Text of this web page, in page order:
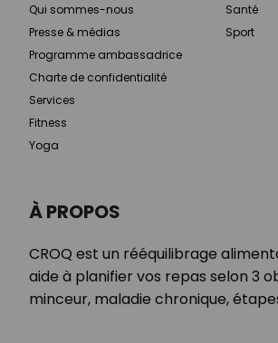
À PROPOS
CROQ est un rééquilibrage
aide à planifier vos repas selon 3
minceur, maladie chronique,
Qui sommes-nous
Presse & médias
Programme ambassadrice
Charte de confidentialité
Services
Fitness
Yoga
Santé
Sport